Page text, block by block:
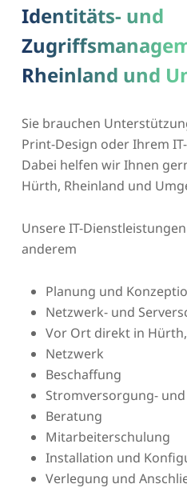
Identitäts- und
Rheinland und
Sie brauchen
Print-Design oder Ihrem
Dabei helfen wir Ihnen
Hürth, Rheinland und
Unsere IT-
anderem
Planung und
Netzwerk- und
Vor Ort direkt in
Netzwerk
Beschaffung
Stromversorgung-
Beratung
Mitarbeiterschulung
Installation und
Verlegung und